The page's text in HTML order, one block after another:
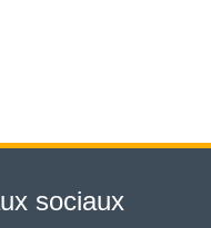
sociaux